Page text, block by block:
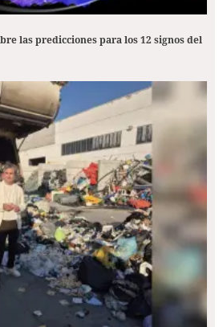
las predicciones para los 12 signos del